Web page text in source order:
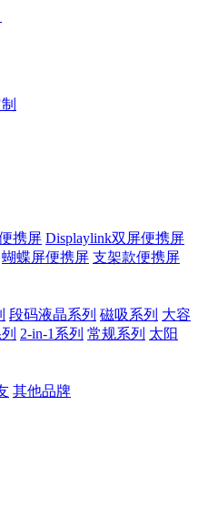
携屏 Displaylink双屏便携屏
蝴蝶屏便携屏 支架款便携屏
段码液晶系列 磁吸系列 大容
2-in-1系列 常规系列 太阳
其他品牌